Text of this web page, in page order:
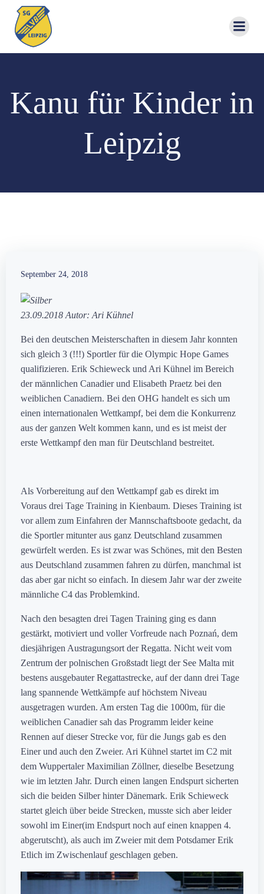
Kanu für Kinder in
Leipzig
September 24, 2018
23.09.2018 Autor: Ari Kühnel
Bei den deutschen Meisterschaften in diesem Jahr konnten
sich gleich 3 (!!!) Sportler für die Olympic Hope Games
qualifizieren. Erik Schieweck und Ari Kühnel im Bereich
der männlichen Canadier und Elisabeth Praetz bei den
weiblichen Canadiern. Bei den OHG handelt es sich um
einen internationalen Wettkampf, bei dem die Konkurrenz
aus der ganzen Welt kommen kann, und es ist meist der
erste Wettkampf den man für Deutschland bestreitet.
Als Vorbereitung auf den Wettkampf gab es direkt im
Voraus drei Tage Training in Kienbaum. Dieses Training ist
vor allem zum Einfahren der Mannschaftsboote gedacht, da
die Sportler mitunter aus ganz Deutschland zusammen
gewürfelt werden. Es ist zwar was Schönes, mit den Besten
aus Deutschland zusammen fahren zu dürfen, manchmal ist
das aber gar nicht so einfach. In diesem Jahr war der zweite
männliche C4 das Problemkind.
Nach den besagten drei Tagen Training ging es dann
gestärkt, motiviert und voller Vorfreude nach Poznań, dem
diesjährigen Austragungsort der Regatta. Nicht weit vom
Zentrum der polnischen Großstadt liegt der See Malta mit
bestens ausgebauter Regattastrecke, auf der dann drei Tage
lang spannende Wettkämpfe auf höchstem Niveau
ausgetragen wurden. Am ersten Tag die 1000m, für die
weiblichen Canadier sah das Programm leider keine
Rennen auf dieser Strecke vor, für die Jungs gab es den
Einer und auch den Zweier. Ari Kühnel startet im C2 mit
dem Wuppertaler Maximilian Zöllner, dieselbe Besetzung
wie im letzten Jahr. Durch einen langen Endspurt sicherten
sich die beiden Silber hinter Dänemark. Erik Schieweck
startet gleich über beide Strecken, musste sich aber leider
sowohl im Einer(im Endspurt noch auf einen knappen 4.
abgerutscht), als auch im Zweier mit dem Potsdamer Erik
Etlich im Zwischenlauf geschlagen geben.